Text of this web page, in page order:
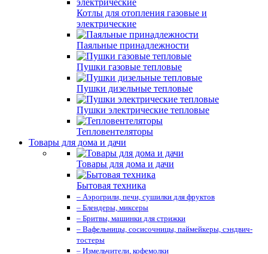
Котлы для отопления газовые и
электрические
Паяльные принадлежности
Пушки газовые тепловые
Пушки дизельные тепловые
Пушки электрические тепловые
Тепловентеляторы
Товары для дома и дачи
Товары для дома и дачи
Бытовая техника
– Аэрогрили, печи, сушилки для фруктов
– Блендеры, миксеры
– Бритвы, машинки для стрижки
– Вафельницы, сосисочницы, паймейкеры, сэндвич-
тостеры
– Измельчители, кофемолки